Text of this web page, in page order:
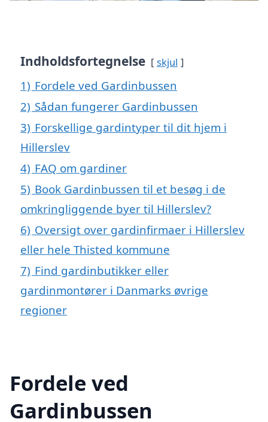
Indholdsfortegnelse skjul
1) Fordele ved Gardinbussen
2) Sådan fungerer Gardinbussen
3) Forskellige gardintyper til dit hjem i
Hillerslev
4) FAQ om gardiner
5) Book Gardinbussen til et besøg i de
omkringliggende byer til Hillerslev?
6) Oversigt over gardinfirmaer i Hillerslev
eller hele Thisted kommune
7) Find gardinbutikker eller
gardinmontører i Danmarks øvrige
regioner
Fordele ved
Gardinbussen